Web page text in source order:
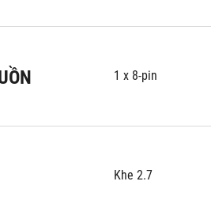
1 x 8-pin
Khe 2.7